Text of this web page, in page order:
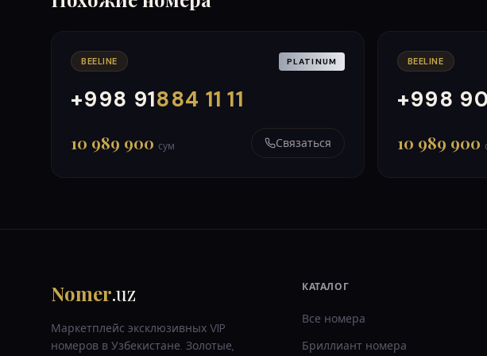
BEELINE PLATINUM
+998 91884 11 11
000
999
10 989 900 сум Связаться
BEELINE
+998 90
000
999
10 989 900
Nomer.uz
Маркетплейс эксклюзивных VIP
номеров в Узбекистане. Золотые,
КАТАЛОГ
Все номера
Бриллиант номера